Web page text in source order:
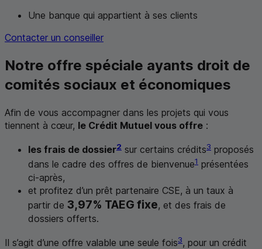
Une banque qui appartient à ses clients
Contacter un conseiller
Notre offre spéciale ayants droit de
comités sociaux et économiques
Afin de vous accompagner dans les projets qui vous
tiennent à cœur, le Crédit Mutuel vous offre :
les frais de dossier2 sur certains crédits3 proposés
dans le cadre des offres de bienvenue1 présentées
ci-après,
et profitez d’un prêt partenaire CSE, à un taux à
partir de 3,97% TAEG fixe, et des frais de
dossiers offerts.
Il s’agit d’une offre valable une seule fois3, pour un crédit